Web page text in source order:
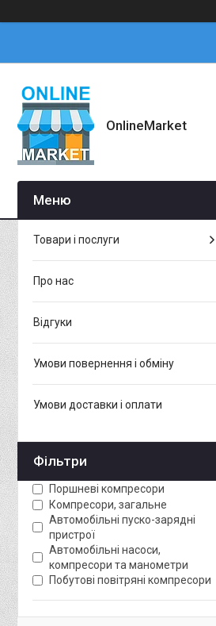
OnlineMarket
Товари і послуги
Про нас
Відгуки
Умови повернення і обміну
Умови доставки і оплати
Фільтри
Поршневі компресори
Компресори, загальне
Автомобільні пуско-зарядні
пристрої
Автомобільні насоси,
компресори та манометри
Побутові повітряні компресори